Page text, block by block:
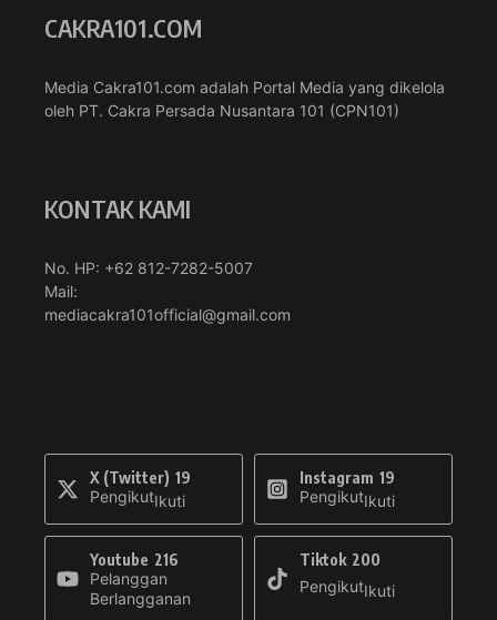
CAKRA101.COM
Media Cakra101.com adalah Portal Media yang dikelola
oleh PT. Cakra Persada Nusantara 101 (CPN101)
KONTAK KAMI
No. HP: +62 812-7282-5007
Mail:
mediacakra101official@gmail.com
X (Twitter) 19
PengikutIkuti
Instagram 19
PengikutIkuti
Youtube 216
Pelanggan
Berlangganan
Tiktok 200
PengikutIkuti